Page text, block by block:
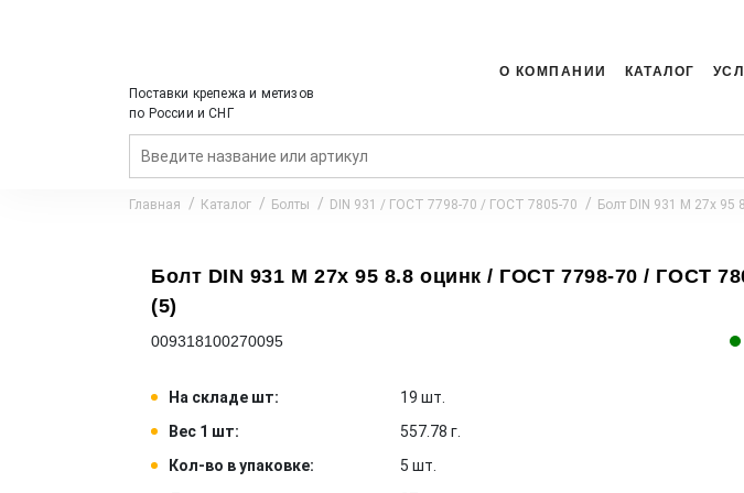
Поставки крепежа и метизов
по России и СНГ
О КОМПАНИИ КАТАЛОГ
Главная Каталог Болты DIN 931 / ГОСТ 7798-70 / ГОСТ 7805-70 Болт DIN 931 M 27x
Болт DIN 931 M 27x 95 8.8 оцинк / ГОСТ 7798-70 / ГОСТ
(5)
009318100270095
На складе шт:
19 шт.
Вес 1 шт:
557.78 г.
Кол-во в упаковке:
5 шт.